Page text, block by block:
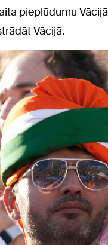
pieplūdumu Vācijā
Vācijā.